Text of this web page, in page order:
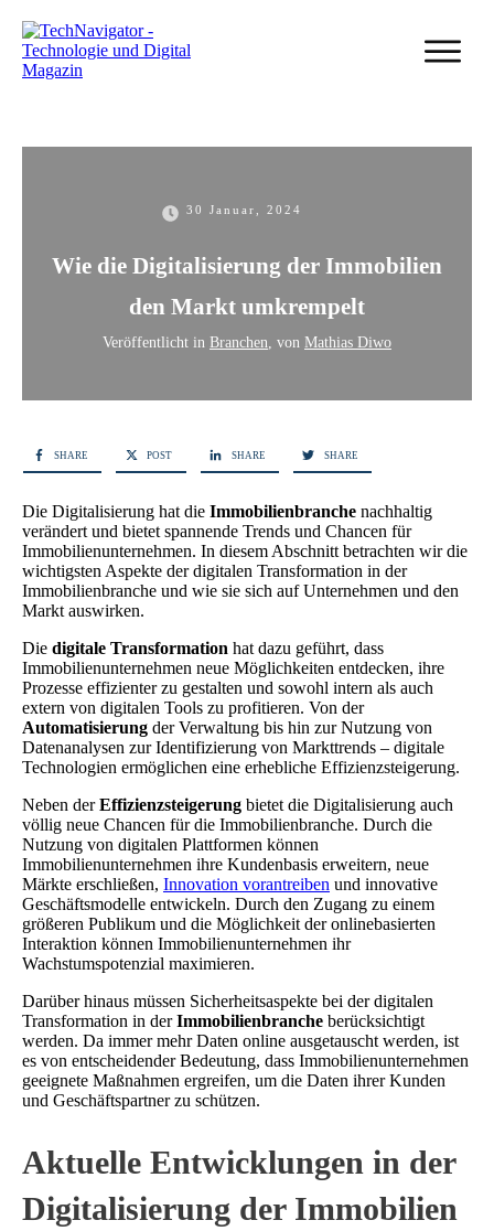
30 Januar, 2024
Wie die Digitalisierung der Immobilien
den Markt umkrempelt
Veröffentlicht in Branchen , von Mathias Diwo
SHARE POST SHARE SHARE
Die Digitalisierung hat die Immobilienbranche nachhaltig
verändert und bietet spannende Trends und Chancen für
Immobilienunternehmen. In diesem Abschnitt betrachten wir die
wichtigsten Aspekte der digitalen Transformation in der
Immobilienbranche und wie sie sich auf Unternehmen und den
Markt auswirken.
Die digitale Transformation hat dazu geführt, dass
Immobilienunternehmen neue Möglichkeiten entdecken, ihre
Prozesse effizienter zu gestalten und sowohl intern als auch
extern von digitalen Tools zu profitieren. Von der
Automatisierung der Verwaltung bis hin zur Nutzung von
Datenanalysen zur Identifizierung von Markttrends – digitale
Technologien ermöglichen eine erhebliche Effizienzsteigerung.
Neben derEffizienzsteigerung bietet die Digitalisierung auch
völlig neue Chancen für die Immobilienbranche. Durch die
Nutzung von digitalen Plattformen können
Immobilienunternehmen ihre Kundenbasis erweitern, neue
Märkte erschließen, Innovation vorantreiben und innovative
Geschäftsmodelle entwickeln. Durch den Zugang zu einem
größeren Publikum und die Möglichkeit der onlinebasierten
Interaktion können Immobilienunternehmen ihr
Wachstumspotenzial maximieren.
Darüber hinaus müssen Sicherheitsaspekte bei der digitalen
Transformation in derImmobilienbranche berücksichtigt
werden. Da immer mehr Daten online ausgetauscht werden, ist
es von entscheidender Bedeutung, dass Immobilienunternehmen
geeignete Maßnahmen ergreifen, um die Daten ihrer Kunden
und Geschäftspartner zu schützen.
Aktuelle Entwicklungen in der
Digitalisierung der Immobilien